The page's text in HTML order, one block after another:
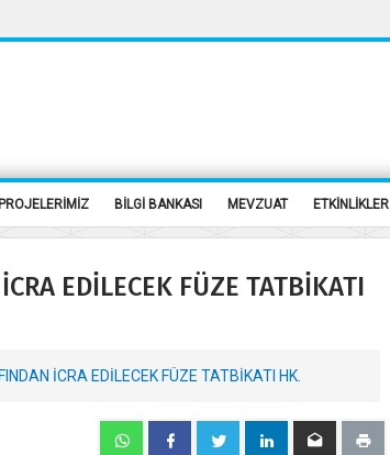
PROJELERİMİZ BİLGİ BANKASI MEVZUAT ETKİNLİKLER
EDİLECEK FÜZE TATBİKATI
İCRA EDİLECEK FÜZE TATBİKATI HK.